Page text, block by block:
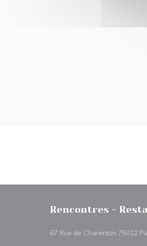
Rencontres -
67 Rue de Charenton 75012